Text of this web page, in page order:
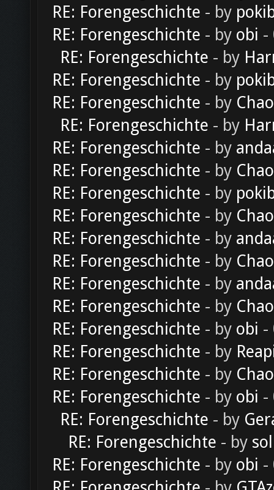
RE: Forengeschichte - by
RE: Forengeschichte - by obi -
RE: Forengeschichte - by
RE: Forengeschichte - by
RE: Forengeschichte - by
RE: Forengeschichte - by
RE: Forengeschichte - by
RE: Forengeschichte - by
RE: Forengeschichte - by
RE: Forengeschichte - by
RE: Forengeschichte - by
RE: Forengeschichte - by
RE: Forengeschichte - by
RE: Forengeschichte - by
RE: Forengeschichte - by obi -
RE: Forengeschichte - by
RE: Forengeschichte - by
RE: Forengeschichte - by obi -
RE: Forengeschichte - by
RE: Forengeschichte - by
RE: Forengeschichte - by obi -